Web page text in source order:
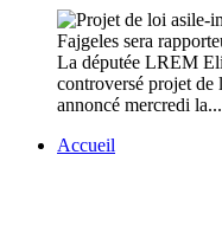
La députée LREM
controversé projet
annoncé mercredi la...
Accueil